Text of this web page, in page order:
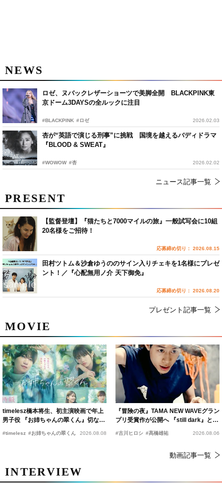
NEWS
ロゼ、ヌバックレザーショーツで美脚全開 BLACKPINK東
京ドーム3DAYSの全ルックに注目
#BLACKPINK #ロゼ 2026.02.03
杏が“英語で演じる刑事”に挑戦 国境を越えるバディドラマ
『BLOOD & SWEAT』
#WOWOW #杏 2026.02.02
ニュース記事一覧
MOVIE
timelesz橋本将生、初主演映画で年上
男子役 『お姉ちゃんの翠くん』切ない
恋の幕開けを予感
#timelesz #お姉ちゃんの翠くん 2026.08.08
『冒険の夜』TAMA NEW WAVEグラン
プリ受賞作が公開へ 『still dark』と同
時上映決定
#古川ヒロシ #髙橋雄祐 2026.08.06
動画記事一覧
INTERVIEW
PRESENT
【監督登壇】『猫たちと7000マイルの旅』一般試写会に10組
20名様をご招待！
応募締め切り： 2026.08.15
田村ツトム＆沙倉ゆうののサイン入りチェキを1名様にプレゼ
ント！／『心配無用ノ介 天下御免』
応募締め切り： 2026.08.20
プレゼント記事一覧